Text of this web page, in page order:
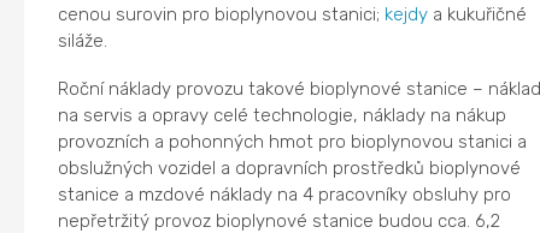
cenou surovin pro bioplynovou stanici; kejdy a kukuřičné
siláže.
Roční náklady provozu takové bioplynové stanice –
na servis a opravy celé technologie, náklady na nákup
provozních a pohonných hmot pro bioplynovou stanici a
obslužných vozidel a dopravních prostředků bioplynové
stanice a mzdové náklady na 4 pracovníky obsluhy pro
nepřetržitý provoz bioplynové stanice budou cca. 6,2